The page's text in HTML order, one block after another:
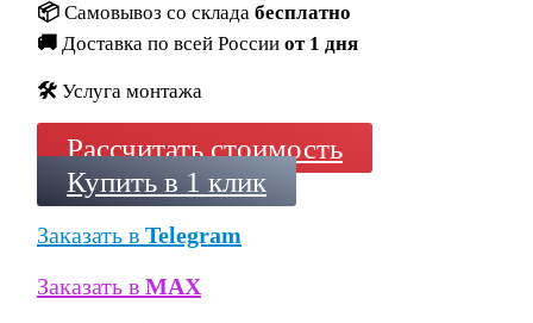
📦 Самовывоз со склада бесплатно
🚚 Доставка по всей России от 1 дня
🛠️ Услуга монтажа
Рассчитать стоимость
Купить в 1 клик
Заказать в Telegram
Заказать в MAX